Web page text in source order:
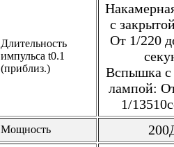
Длительность
импульса t0.1
(приблиз.)
с
От 1/220
Вспышка с
лампой:
1/
Мощность